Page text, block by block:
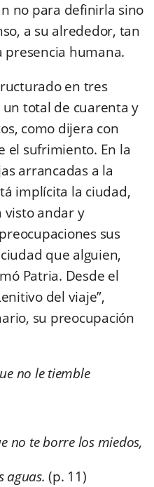
no para definirla sino
a su alrededor, tan
presencia humana.
en tres
total de cuarenta y
como dijera con
el sufrimiento. En la
arrancadas a la
implícita la ciudad,
visto andar y
sus
que alguien,
Patria. Desde el
del viaje”,
su preocupación
no le tiemble
no te borre los miedos,
aguas. (p. 11)